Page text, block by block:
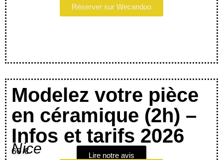
Réserver sur Wecandoo
Modelez votre pièce
en céramique (2h) –
Infos et tarifs 2026
Nice
60 €
Lire notre avis